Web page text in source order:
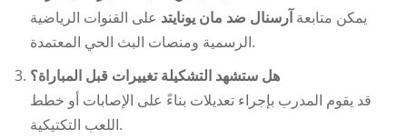
يمكن متابعة آرسنال ضد مان يونايتد على القنوات الرياضية
الرسمية ومنصات البث الحي المعتمدة.
هل ستشهد التشكيلة تغييرات قبل المباراة؟
قد يقوم المدرب بإجراء تعديلات بناءً على الإصابات أو خطط
اللعب التكتيكية.